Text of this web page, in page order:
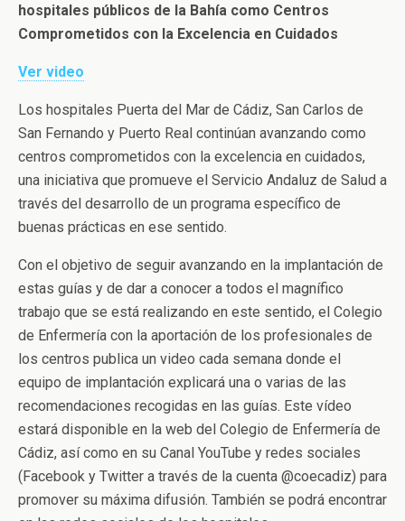
hospitales públicos de la Bahía como Centros
Comprometidos con la Excelencia en Cuidados
Ver video
Los hospitales Puerta del Mar de Cádiz, San Carlos de
San Fernando y Puerto Real continúan avanzando como
centros comprometidos con la excelencia en cuidados,
una iniciativa que promueve el Servicio Andaluz de Salud a
través del desarrollo de un programa específico de
buenas prácticas en ese sentido.
Con el objetivo de seguir avanzando en la implantación de
estas guías y de dar a conocer a todos el magnífico
trabajo que se está realizando en este sentido, el Colegio
de Enfermería con la aportación de los profesionales de
los centros publica un video cada semana donde el
equipo de implantación explicará una o varias de las
recomendaciones recogidas en las guías. Este vídeo
estará disponible en la web del Colegio de Enfermería de
Cádiz, así como en su Canal YouTube y redes sociales
(Facebook y Twitter a través de la cuenta @coecadiz) para
promover su máxima difusión. También se podrá encontrar